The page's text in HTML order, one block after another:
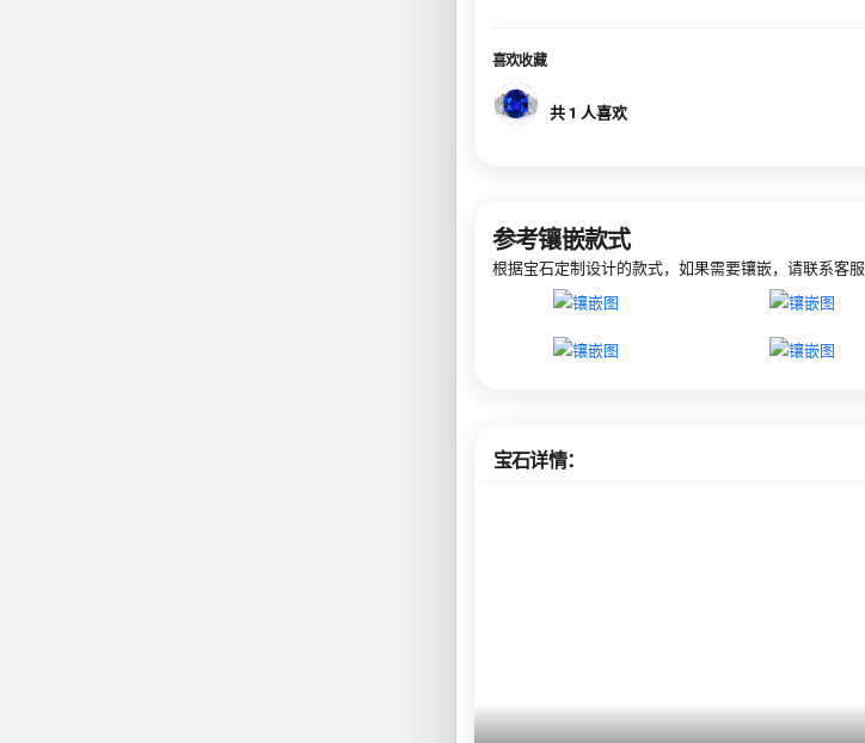
喜欢收藏
共 1 人喜欢
参考镶嵌款式
根据宝石定制设计的款式，如果需要镶嵌，请联系客服
宝石详情：